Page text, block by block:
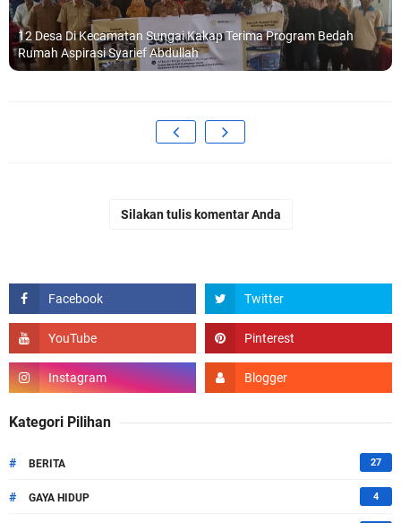
12 Desa Di Kecamatan Sungai Kakap Terima Program Bedah
Rumah Aspirasi Syarief Abdullah
Silakan tulis komentar Anda
Kategori Pilihan
# BERITA 27
# GAYA HIDUP 4